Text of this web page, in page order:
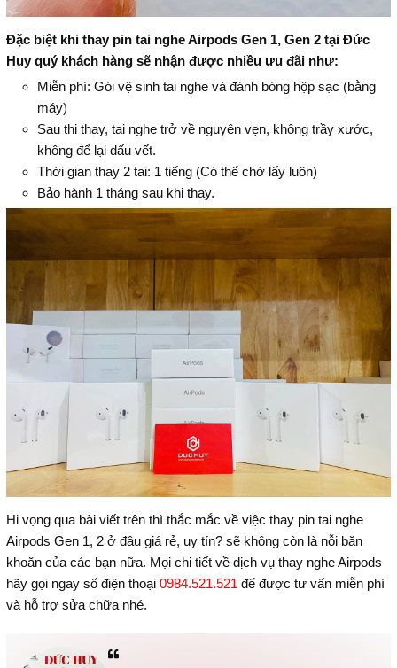
Đặc biệt khi thay pin tai nghe Airpods Gen 1, Gen 2 tại Đức
Huy quý khách hàng sẽ nhận được nhiều ưu đãi như:
Miễn phí: Gói vệ sinh tai nghe và đánh bóng hộp sạc (bằng
máy)
Sau thi thay, tai nghe trở về nguyên vẹn, không trầy xước,
không để lại dấu vết.
Thời gian thay 2 tai: 1 tiếng (Có thể chờ lấy luôn)
Bảo hành 1 tháng sau khi thay.
Hi vọng qua bài viết trên thì thắc mắc về việc thay pin tai nghe
Airpods Gen 1, 2 ở đâu giá rẻ, uy tín? sẽ không còn là nỗi băn
khoăn của các bạn nữa. Mọi chi tiết về dịch vụ thay nghe Airpods
hãy gọi ngay số điện thoại 0984.521.521 để được tư vấn miễn phí
và hỗ trợ sửa chữa nhé.